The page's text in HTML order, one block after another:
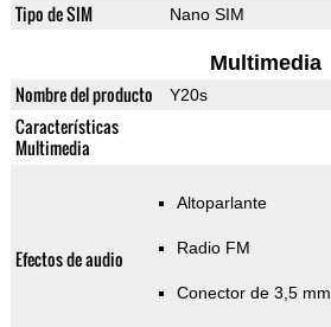
Tipo de SIM Nano SIM
Multimedia
Nombre del producto Y20s
Características
Multimedia
Efectos de audio
Altoparlante
Radio FM
Conector de 3,5 mm